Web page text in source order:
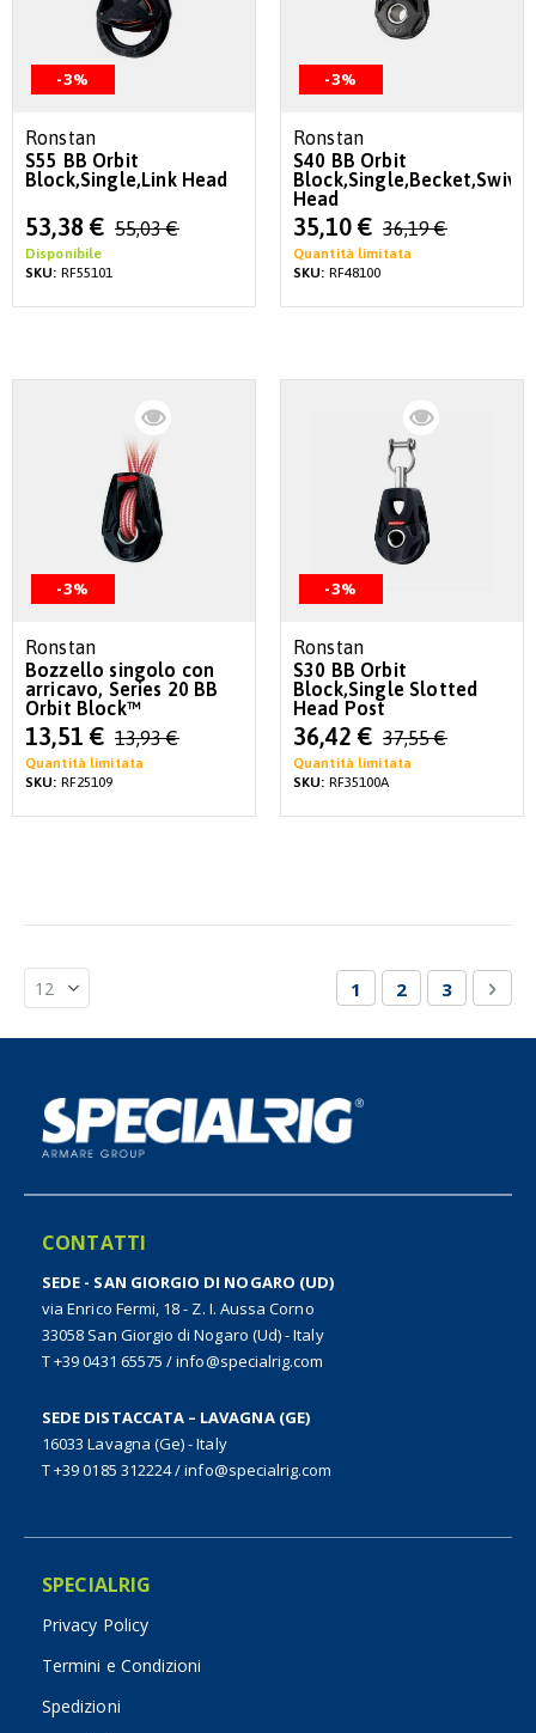
-3%
Ronstan
S55 BB Orbit
Block,Single,Link Head
Special
Price
53,38 € 55,03 €
Disponibile
SKU: RF55101
-3%
Ronstan
S40 BB Orbit
Block,Single,Becket,Swivel
Head
Special
Price
35,10 € 36,19 €
Quantità limitata
SKU: RF48100
-3%
Ronstan
Bozzello singolo con
arricavo, Series 20 BB
Orbit Block™
Special
Price
13,51 € 13,93 €
Quantità limitata
SKU: RF25109
-3%
Ronstan
S30 BB Orbit
Block,Single Slotted
Head Post
Special
Price
36,42 € 37,55 €
Quantità limitata
SKU: RF35100A
Pagina
Attualmente stai
1 Pagina
2 Pagina
3
CONTATTI
SEDE - SAN GIORGIO DI NOGARO (UD)
via Enrico Fermi, 18 - Z. I. Aussa Corno
33058 San Giorgio di Nogaro (Ud) - Italy
T +39 0431 65575 /info@specialrig.com
SEDE DISTACCATA – LAVAGNA (GE)
16033 Lavagna (Ge) - Italy
T +39 0185 312224/info@specialrig.com
SPECIALRIG
Privacy Policy
Termini e Condizioni
Spedizioni